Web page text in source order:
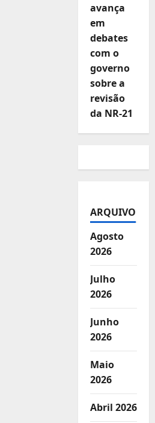
avança
em
debates
com o
governo
sobre a
revisão
da NR-21
ARQUIVO
Agosto
2026
Julho
2026
Junho
2026
Maio
2026
Abril 2026